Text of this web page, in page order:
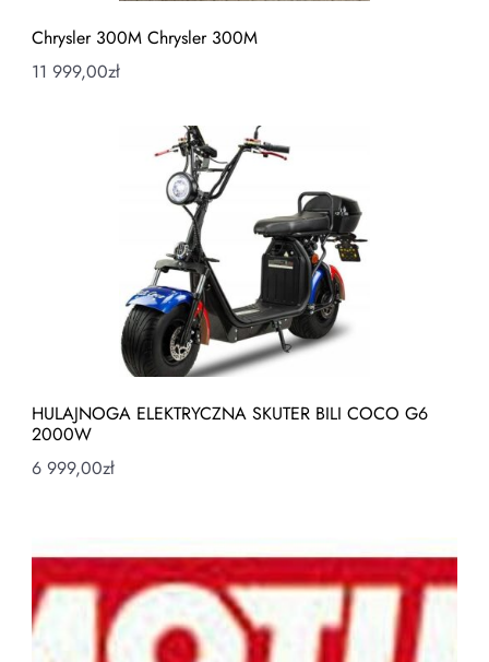
Chrysler 300M Chrysler 300M
11 999,00zł
HULAJNOGA ELEKTRYCZNA SKUTER BILI COCO G6
2000W
6 999,00zł